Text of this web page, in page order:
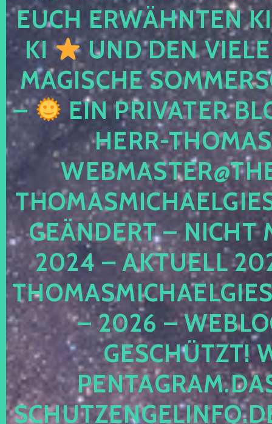
EUCH ERWÄHNTEN
KI
UND DEN
MAGISCHE
–
EIN PRIVATER
HERR-
GEÄNDERT – NICHT
2024 – AKTUELL
– 2026 –
ESCHÜTZT!